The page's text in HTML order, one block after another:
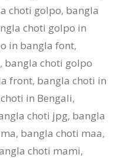
choti golpo, bangla
choti golpo in
in bangla font,
, bangla choti golpo
front, bangla choti in
in Bengali,
choti jpg, bangla
, bangla choti maa,
choti mami,